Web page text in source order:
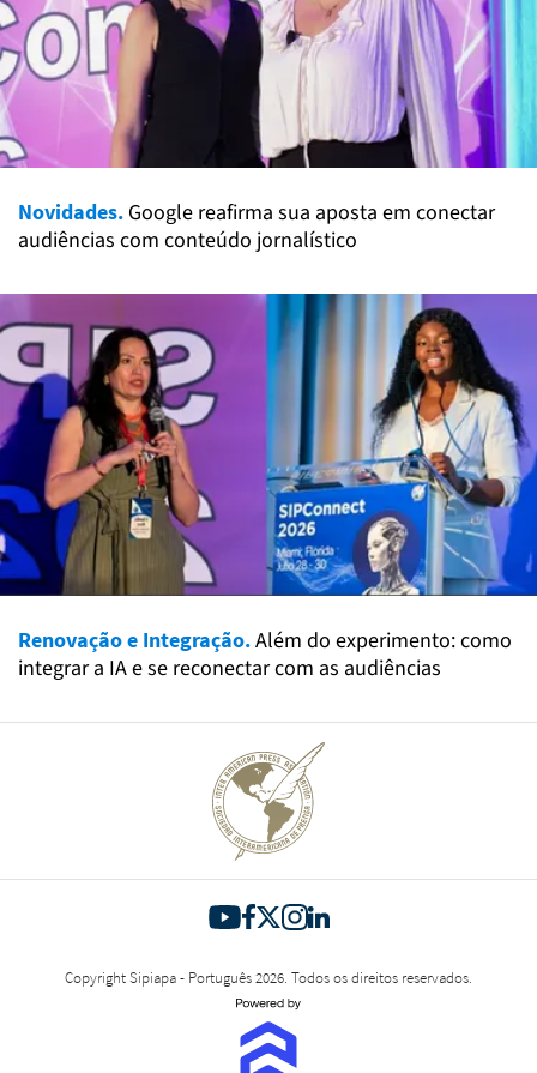
Novidades. Google reafirma sua aposta em conectar
audiências com conteúdo jornalístico
Renovação e Integração.Além do experimento: como
integrar a IA e se reconectar com as audiências
Copyright Sipiapa - Português 2026. Todos os direitos reservados.